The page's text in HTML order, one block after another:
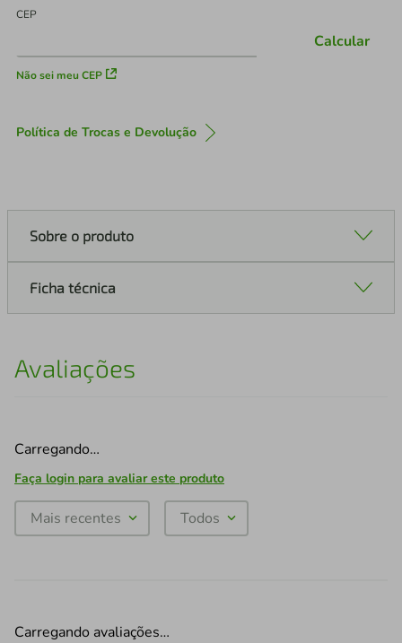
CEP
Não sei meu CEP
Calcular
Política de Trocas e Devolução
Sobre o produto
Ficha técnica
Avaliações
Carregando…
Faça login para avaliar este produto
Mais recentes Todos
Carregando avaliações…